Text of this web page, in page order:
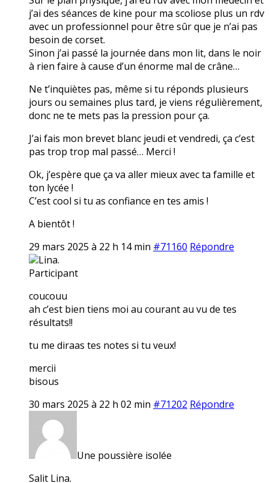
j’ai des séances de kine pour ma scoliose plus un rdv
avec un professionnel pour être sûr que je n’ai pas
besoin de corset.
Sinon j’ai passé la journée dans mon lit, dans le noir
à rien faire à cause d’un énorme mal de crâne…
Ne t’inquiètes pas, même si tu réponds plusieurs
jours ou semaines plus tard, je viens régulièrement,
donc ne te mets pas la pression pour ça.
J’ai fais mon brevet blanc jeudi et vendredi, ça c’est
pas trop trop mal passé… Merci !
Ok, j’espère que ça va aller mieux avec ta famille et
ton lycée !
C’est cool si tu as confiance en tes amis !
A bientôt !
29 mars 2025 à 22 h 14 min #71160 Répondre
Lina.
Participant
coucouu
ah c’est bien tiens moi au courant au vu de tes
résultats!!
tu me diraas tes notes si tu veux!
mercii
bisous
30 mars 2025 à 22 h 02 min #71202 Répondre
Une poussière isolée
Salit Lina.